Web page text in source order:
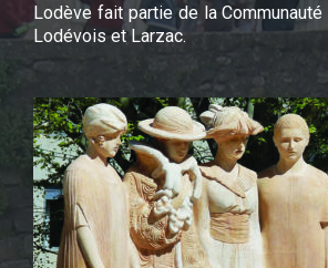
Lodève fait partie de la
Lodévois et Larzac.